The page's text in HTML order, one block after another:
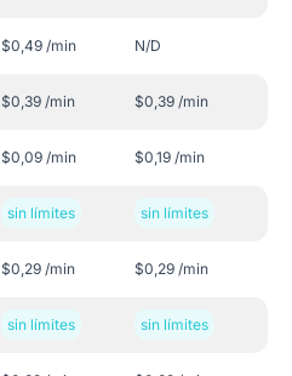
$0,49 /min N/D
$0,39 /min $0,39 /min
$0,09 /min $0,19 /min
sin límites sin límites
$0,29 /min $0,29 /min
sin límites sin límites